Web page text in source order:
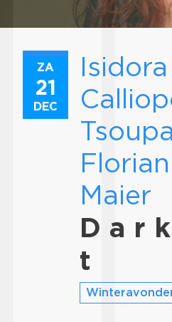
ZA
21
DEC
Maier
D a r
t